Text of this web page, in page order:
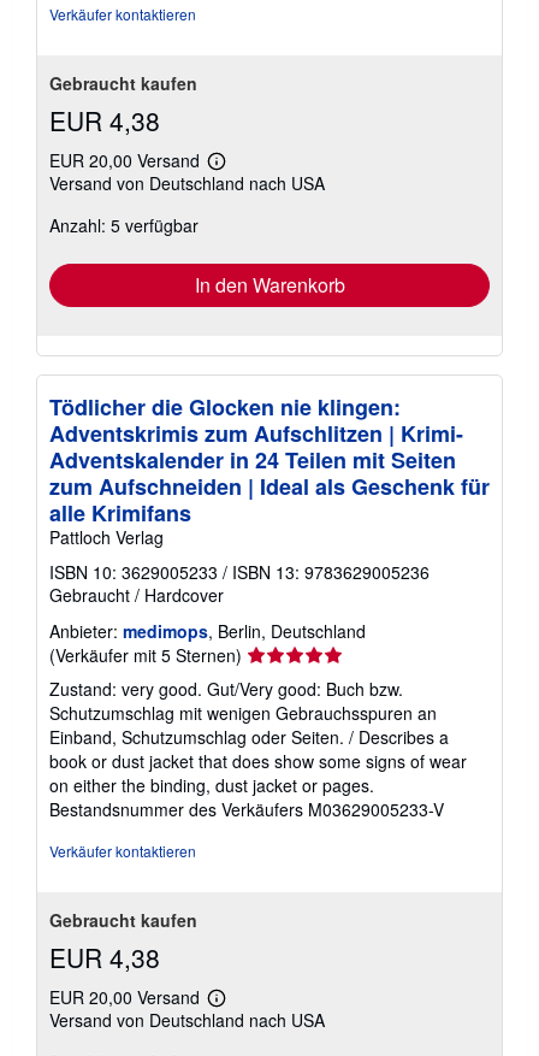
Verkäufer kontaktieren
Gebraucht kaufen
EUR 4,38
EUR 20,00 Versand
Weitere
Informationen
Versand von Deutschland nach USA
Anzahl: 5 verfügbar
In den Warenkorb
Tödlicher die Glocken nie klingen:
Adventskrimis zum Aufschlitzen | Krimi-
Adventskalender in 24 Teilen mit Seiten
zum Aufschneiden | Ideal als Geschenk für
alle Krimifans
Pattloch Verlag
ISBN 10: 3629005233 / ISBN 13: 9783629005236
Gebraucht / Hardcover
Anbieter: medimops, Berlin, Deutschland
(Verkäufer mit 5 Sternen) Verkäuferbewertung
5
von
5
Sternen
Zustand: very good. Gut/Very good: Buch bzw.
Schutzumschlag mit wenigen Gebrauchsspuren an
Einband, Schutzumschlag oder Seiten. / Describes a
book or dust jacket that does show some signs of wear
on either the binding, dust jacket or pages.
Bestandsnummer des Verkäufers M03629005233-V
Verkäufer kontaktieren
Gebraucht kaufen
EUR 4,38
EUR 20,00 Versand
Weitere
Informationen
Versand von Deutschland nach USA